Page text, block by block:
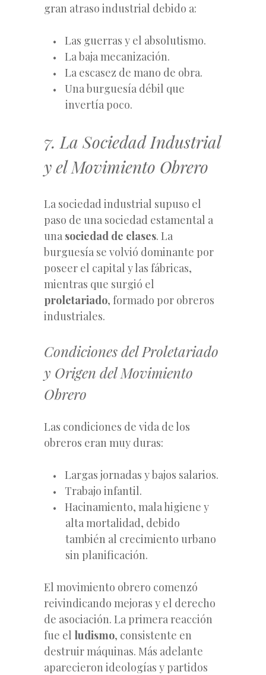
gran atraso industrial debido a:
Las guerras y el absolutismo.
La baja mecanización.
La escasez de mano de obra.
Una burguesía débil que
invertía poco.
7. La Sociedad Industrial
y el Movimiento Obrero
La sociedad industrial supuso el
paso de una sociedad estamental a
una sociedad de clases. La
burguesía se volvió dominante por
poseer el capital y las fábricas,
mientras que surgió el
proletariado, formado por obreros
industriales.
Condiciones del Proletariado
y Origen del Movimiento
Obrero
Las condiciones de vida de los
obreros eran muy duras:
Largas jornadas y bajos salarios.
Trabajo infantil.
Hacinamiento, mala higiene y
alta mortalidad, debido
también al crecimiento urbano
sin planificación.
El movimiento obrero comenzó
reivindicando mejoras y el derecho
de asociación. La primera reacción
fue el ludismo, consistente en
destruir máquinas. Más adelante
aparecieron ideologías y partidos